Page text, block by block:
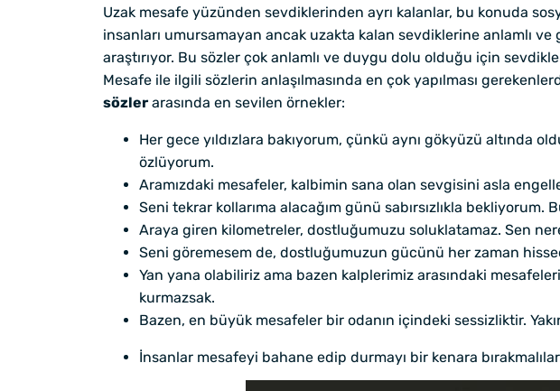
Uzak mesafe yüzünden sevdiklerinden ayrı kalanlar, bu konuda
insanları umursamayan ancak uzakta kalan sevdiklerine anlamlı
araştırıyor. Bu sözler çok anlamlı ve duygu dolu olduğu için
Mesafe ile ilgili sözlerin anlaşılmasında en çok yapılması
sözler arasında en sevilen örnekler:
Her gece yıldızlara bakıyorum, çünkü aynı gökyüzü altında
özlüyorum.
Aramızdaki mesafeler, kalbimin sana olan sevgisini asla
Seni tekrar kollarıma alacağım günü sabırsızlıkla bekliyorum.
Araya giren kilometreler, dostluğumuzu soluklatamaz. Sen
Seni göremesem de, dostluğumuzun gücünü her zaman
Yan yana olabiliriz ama bazen kalplerimiz arasındaki
kurmazsak.
Bazen, en büyük mesafeler bir odanın içindeki sessizliktir.
İnsanlar mesafeyi bahane edip durmayı bir kenara